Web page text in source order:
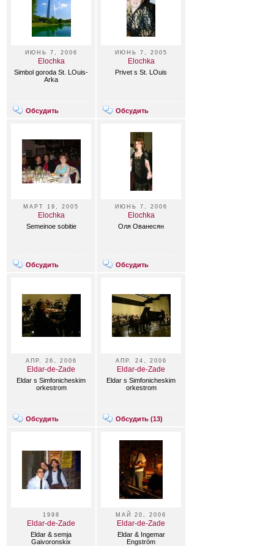
ИЮНЬ 7, 2006
Elochka
Simbol goroda St. LOuis-
Arka
Обсудить
ИЮНЬ 7, 2005
Elochka
Privet s St. LOuis
Обсудить
МАРТ 19, 2005
Elochka
Semeinoe sobitie
Обсудить
ИЮНЬ 7, 2006
Elochka
Оля Ованесян
Обсудить
АПР. 26, 2006
Eldar-de-Zade
Eldar s Simfonicheskim
orkestrom
Обсудить
АПР. 24, 2006
Eldar-de-Zade
Eldar s Simfonicheskim
orkestrom
Обсудить (13)
1998
Eldar-de-Zade
Eldar & semja
Gaivoronskix
МАЙ 20, 2006
Eldar-de-Zade
Eldar & Ingemar
Engström